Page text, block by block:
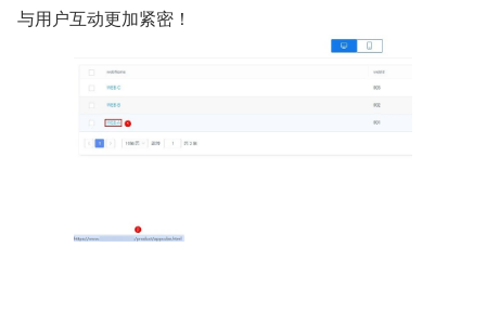
与用户互动更加紧密！